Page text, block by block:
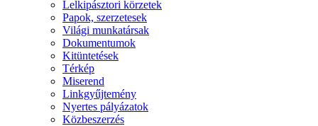
Lelkipásztori körzetek
Papok, szerzetesek
Világi munkatársak
Dokumentumok
Kitüntetések
Térkép
Miserend
Linkgyűjtemény
Nyertes pályázatok
Közbeszerzés